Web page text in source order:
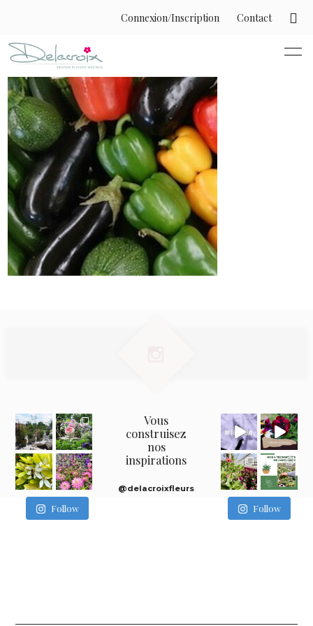
Connexion/Inscription Contact
Follow
Vous
construisez
nos
inspirations
@delacroixfleurs
Follow